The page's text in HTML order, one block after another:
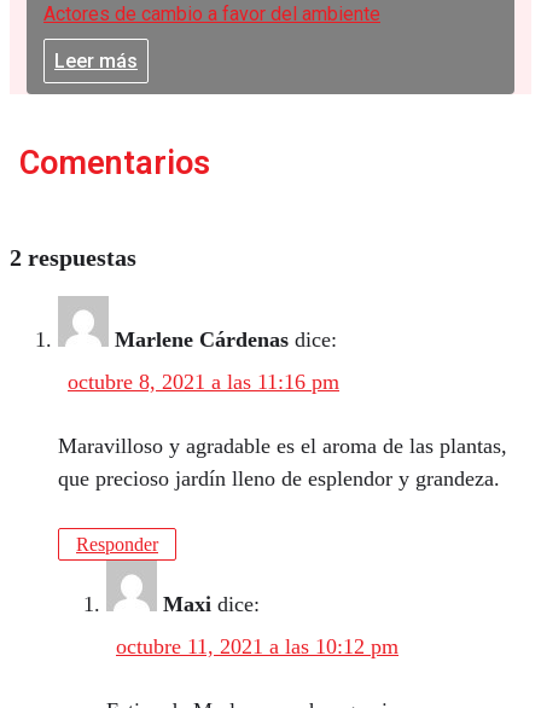
Actores de cambio a favor del ambiente
Leer más
Comentarios
2 respuestas
Marlene Cárdenas dice:
octubre 8, 2021 a las 11:16 pm
Maravilloso y agradable es el aroma de las plantas,
que precioso jardín lleno de esplendor y grandeza.
Responder
Maxi dice:
octubre 11, 2021 a las 10:12 pm